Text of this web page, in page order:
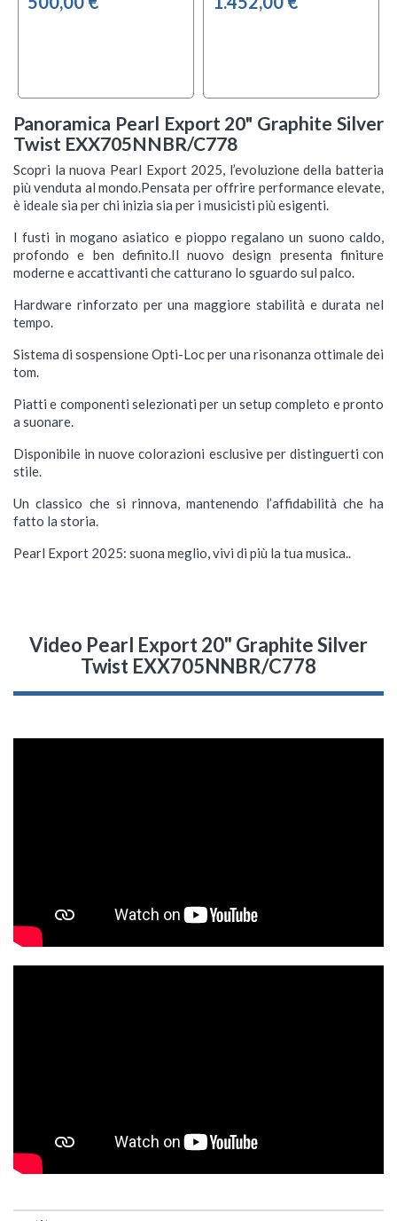
Panoramica Pearl Export 20" Graphite Silver
Twist EXX705NNBR/C778
Scopri la nuova Pearl Export 2025, l’evoluzione della batteria
più venduta al mondo.Pensata per offrire performance elevate,
è ideale sia per chi inizia sia per i musicisti più esigenti.
I fusti in mogano asiatico e pioppo regalano un suono caldo,
profondo e ben definito.Il nuovo design presenta finiture
moderne e accattivanti che catturano lo sguardo sul palco.
Hardware rinforzato per una maggiore stabilità e durata nel
tempo.
Sistema di sospensione Opti-Loc per una risonanza ottimale dei
tom.
Piatti e componenti selezionati per un setup completo e pronto
a suonare.
Disponibile in nuove colorazioni esclusive per distinguerti con
stile.
Un classico che si rinnova, mantenendo l’affidabilità che ha
fatto la storia.
Pearl Export 2025: suona meglio, vivi di più la tua musica..
Video Pearl Export 20" Graphite Silver
Twist EXX705NNBR/C778